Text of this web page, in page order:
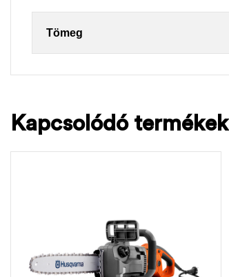
Tömeg
Kapcsolódó termékek